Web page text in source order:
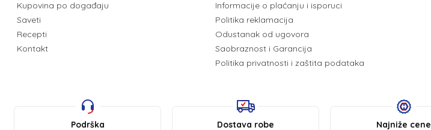
Kupovina po događaju
Saveti
Recepti
Kontakt
Informacije o plaćanju i isporuci
Politika reklamacija
Odustanak od ugovora
Saobraznost i Garancija
Politika privatnosti i zaštita podataka
Podrška Dostava robe Najniže cene